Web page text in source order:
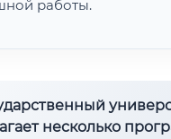
работы.
несколько